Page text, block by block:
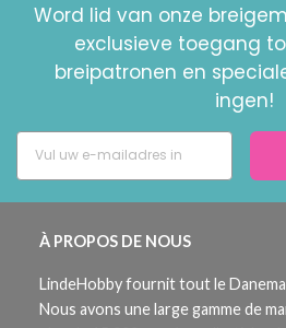
Word lid van onze
exclusieve toegang
breipatronen en
ingen!
À PROPOS DE NOUS
LindeHobby fournit tout le
Nous avons une large gamme de